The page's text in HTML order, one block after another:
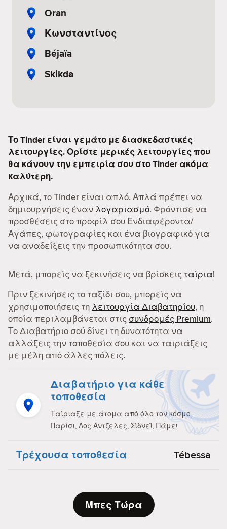
Oran
Κωνσταντίνος
Béjaïa
Skikda
Το Tinder είναι γεμάτο με διασκεδαστικές
λειτουργίες. Ορίστε μερικές λειτουργίες που
θα κάνουν την εμπειρία σου στο Tinder ακόμα
καλύτερη.
Αρχικά, το Tinder είναι απλό. Απλά πρέπει να
δημιουργήσεις έναν λογαριασμό. Φρόντισε να
προσθέσεις στο προφίλ σου Ενδιαφέροντα/
Αγάπες, φωτογραφίες και ένα βιογραφικό για
να αναδείξεις την προσωπικότητα σου.
Μετά, μπορείς να ξεκινήσεις να βρίσκεις ταίρια!
Πριν ξεκινήσεις το ταξίδι σου, μπορείς να
χρησιμοποιήσεις τη λειτουργία Διαβατηρίου, η
οποία περιλαμβάνεται στις συνδρομές Premium.
Το Διαβατήριο σού δίνει τη δυνατότητα να
αλλάξεις την τοποθεσία σου και να ταιριάξεις
με μέλη από άλλες πόλεις.
Διαβατήριο για κάθε
τοποθεσία
Ταίριαξε με άτομα από όλο τον κόσμο.
Παρίσι, Λος Άντζελες, Σίδνεϊ, Πάμε!
Τρέχουσα τοποθεσία Tébessa
Μπες Τώρα